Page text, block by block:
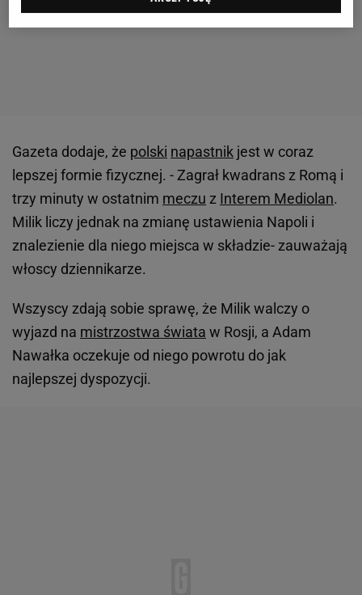
Gazeta dodaje, że polski napastnik jest w coraz
lepszej formie fizycznej. - Zagrał kwadrans z Romą i
trzy minuty w ostatnim meczu z Interem Mediolan.
Milik liczy jednak na zmianę ustawienia Napoli i
znalezienie dla niego miejsca w składzie- zauważają
włoscy dziennikarze.
Wszyscy zdają sobie sprawę, że Milik walczy o
wyjazd na mistrzostwa świata w Rosji, a Adam
Nawałka oczekuje od niego powrotu do jak
najlepszej dyspozycji.